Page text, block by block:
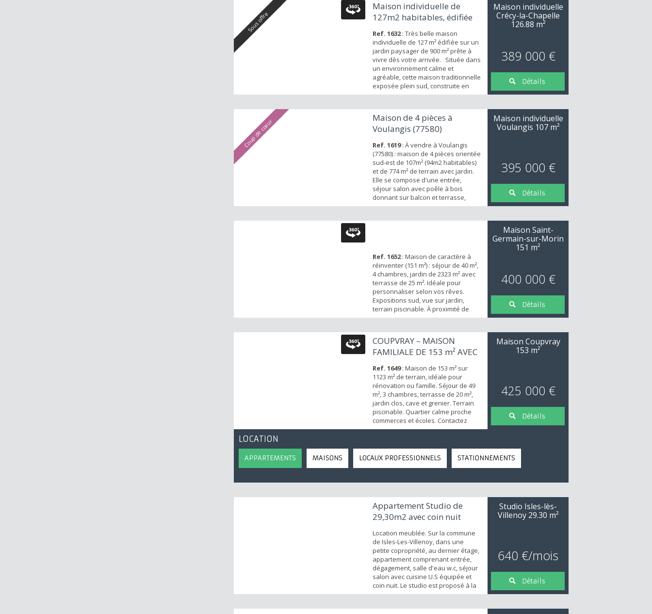
Sous offre
Maison individuelle de
127m2 habitables, édifiée
sur un...
Ref. 1632: Très belle maison
individuelle de 127 m² édifiée sur un
jardin paysager de 900 m² prête à
vivre dès votre arrivée. Située dans
un environnement calme et
agréable, cette maison traditionnelle
exposée plein sud, construite en
1985 sur un sous-sol complet, allie
chaussée, vous trouverez : une
entrée,un vaste séjour-salle à
manger de 36 m² avec cheminée-in...
Maison individuelle
Crécy-la-Chapelle
126.88 m²
389 000 €
Détails
Coup de cœur
Maison de 4 pièces à
Voulangis (77580)
Ref. 1619: À vendre à Voulangis
(77580) : maison de 4 pièces orientée
sud-est de 107m² (94m2 habitables)
et de 774 m² de terrain avec jardin.
Elle se compose d'une entrée,
séjour salon avec poêle à bois
donnant sur balcon et terrasse,
cuisine indépendante, aménagée et
chambre au rez-de-chaussée, sous
Maison individuelle
Voulangis 107 m²
395 000 €
Détails
Ref. 1652: Maison de caractère à
réinventer (151 m²) : séjour de 40 m²,
4 chambres, jardin de 2323 m² avec
terrasse de 25 m². Idéale pour
personnaliser selon vos rêves.
Expositions sud, vue sur jardin,
terrain piscinable. À proximité de
commodités essentielles. Contactez
Maison Saint-
Germain-sur-Morin
151 m²
400 000 €
Détails
COUPVRAY – MAISON
FAMILIALE DE 153 m² AVEC
GARAGE DOUBL...
Ref. 1649: Maison de 153 m² sur
1123 m² de terrain, idéale pour
rénovation ou famille. Séjour de 49
m², 3 chambres, terrasse de 20 m²,
jardin clos, cave et grenier. Terrain
piscinable. Quartier calme proche
commerces et écoles. Contactez
AVANZINI Immobilier pour visiter.
Maison Coupvray
153 m²
425 000 €
Détails
LOCATION
APPARTEMENTS MAISONS LOCAUX PROFESSIONNELS STATIONNEMENTS
Appartement Studio de
29,30m2 avec coin nuit
Location meublée. Sur la commune
de Isles-Les-Villenoy, dans une
petite copropriété, au dernier étage,
appartement comprenant entrée,
dégagement, salle d'eau w.c, séjour
salon avec cuisine U.S équipée et
coin nuit. Le studio est proposé à la
location pour un loyer mensuel de
mensuelles sont de 12€ et
Studio Isles-lès-
Villenoy 29.30 m²
640 €/mois
Détails